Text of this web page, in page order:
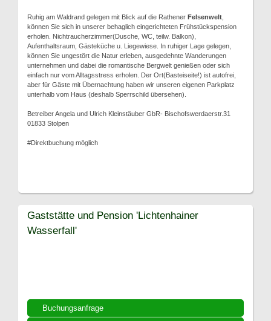
Ruhig am Waldrand gelegen mit Blick auf die Rathener Felsenwelt
können Sie sich in unserer behaglich eingerichteten Frühstückspension
erholen. Nichtraucherzimmer(Dusche, WC, teilw. Balkon),
Aufenthaltsraum, Gästeküche u. Liegewiese. In ruhiger Lage gelegen,
können Sie ungestört die Natur erleben, ausgedehnte Wanderungen
unternehmen und dabei die romantische Bergwelt genießen oder sich
einfach nur vom Alltagsstress erholen. Der Ort(Basteiseite!) ist autofrei,
aber für Gäste mit Übernachtung haben wir unseren eigenen Parkplatz
unterhalb vom Haus (deshalb Sperrschild übersehen).
Betreiber Angela und Ulrich Kleinstäuber GbR- Bischofswerdaerstr.31
01833 Stolpen
#Direktbuchung möglich
Buchungsanfrage
Gaststätte und Pension 'Lichtenhainer
Wasserfall'